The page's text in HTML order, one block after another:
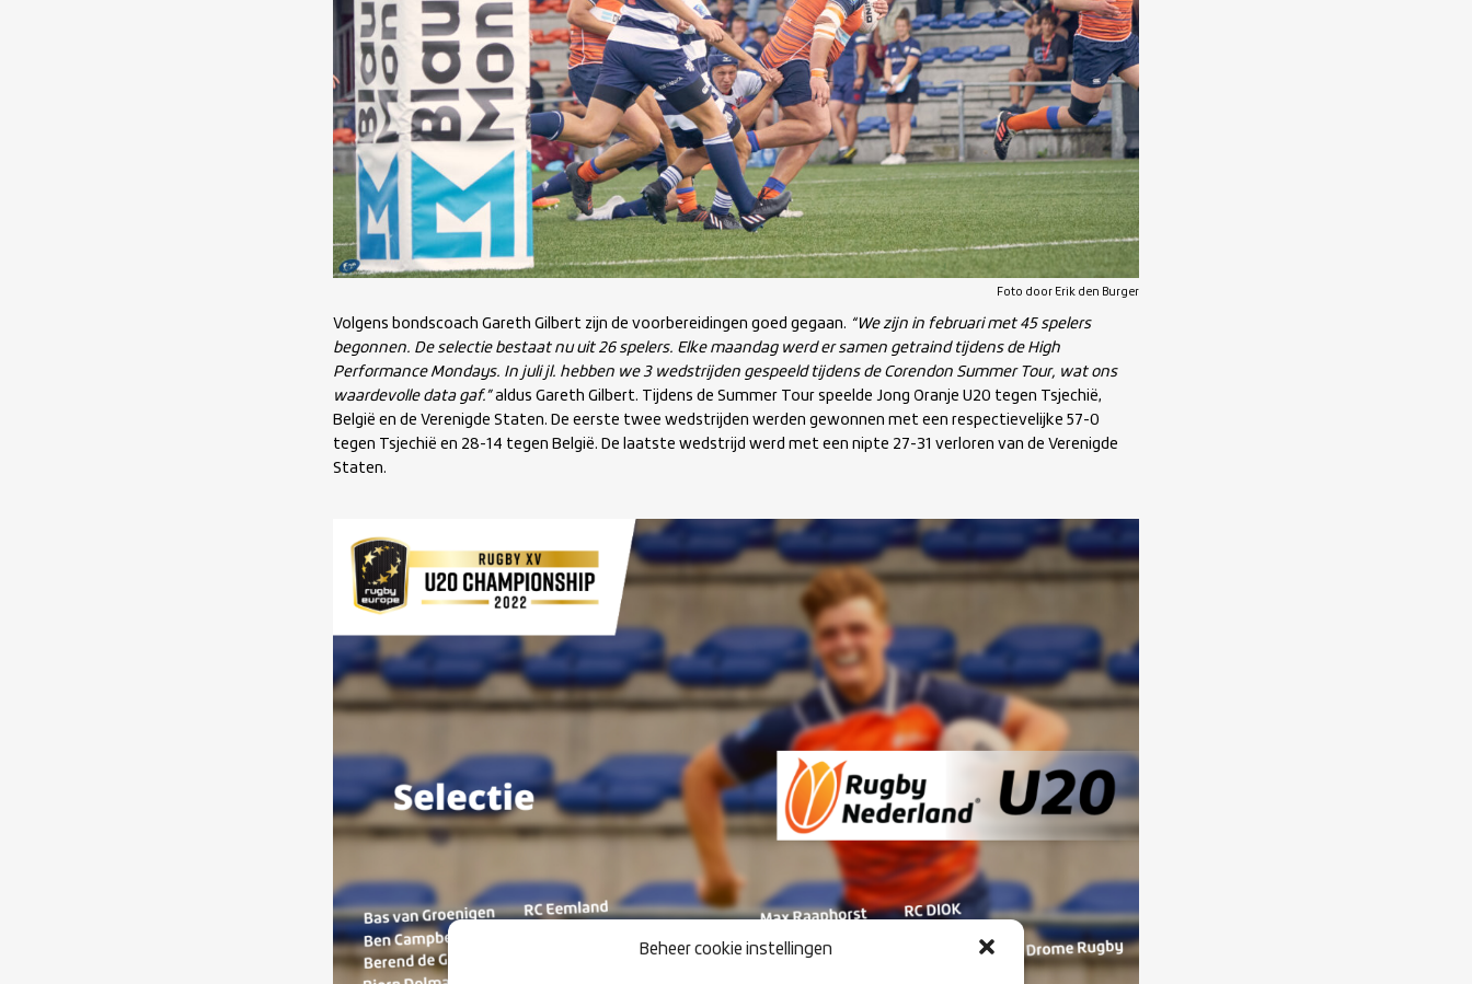
Beheer cookie instellingen
Foto door Erik den Burger
Volgens bondscoach Gareth Gilbert zijn de voorbereidingen goed gegaan. “We zijn in februari met 45 spelers
begonnen. De selectie bestaat nu uit 26 spelers. Elke maandag werd er samen getraind tijdens de High
Performance Mondays. In juli jl. hebben we 3 wedstrijden gespeeld tijdens de Corendon Summer Tour, wat ons
waardevolle data gaf.”aldus Gareth Gilbert. Tijdens de Summer Tour speelde Jong Oranje U20 tegen Tsjechië,
België en de Verenigde Staten. De eerste twee wedstrijden werden gewonnen met een respectievelijke 57-0
tegen Tsjechië en 28-14 tegen België. De laatste wedstrijd werd met een nipte 27-31 verloren van de Verenigde
Staten.